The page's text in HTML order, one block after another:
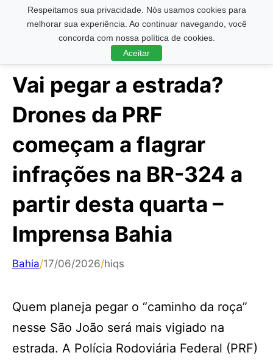
Respeitamos sua privacidade. Nós usamos cookies para
melhorar sua experiência. Ao continuar navegando, você
concorda com nossa política de cookies.
Aceitar
Pesquisar ...
Vai pegar a estrada?
Drones da PRF
começam a flagrar
infrações na BR-324 a
partir desta quarta –
Imprensa Bahia
Bahia/17/06/2026/hiqs
Quem planeja pegar o “caminho da roça”
nesse São João será mais vigiado na
estrada. A Polícia Rodoviária Federal (PRF)